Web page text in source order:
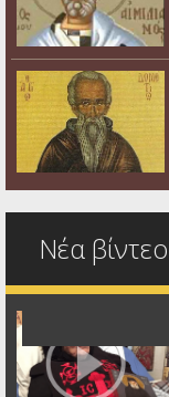
Νέα βίντεο